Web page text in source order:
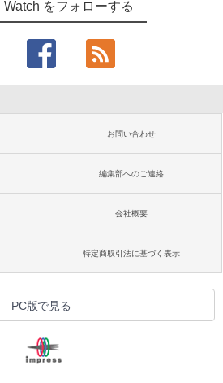
Watch をフォローする
お問い合わせ
編集部へのご連絡
会社概要
特定商取引法に基づく表示
PC版で見る